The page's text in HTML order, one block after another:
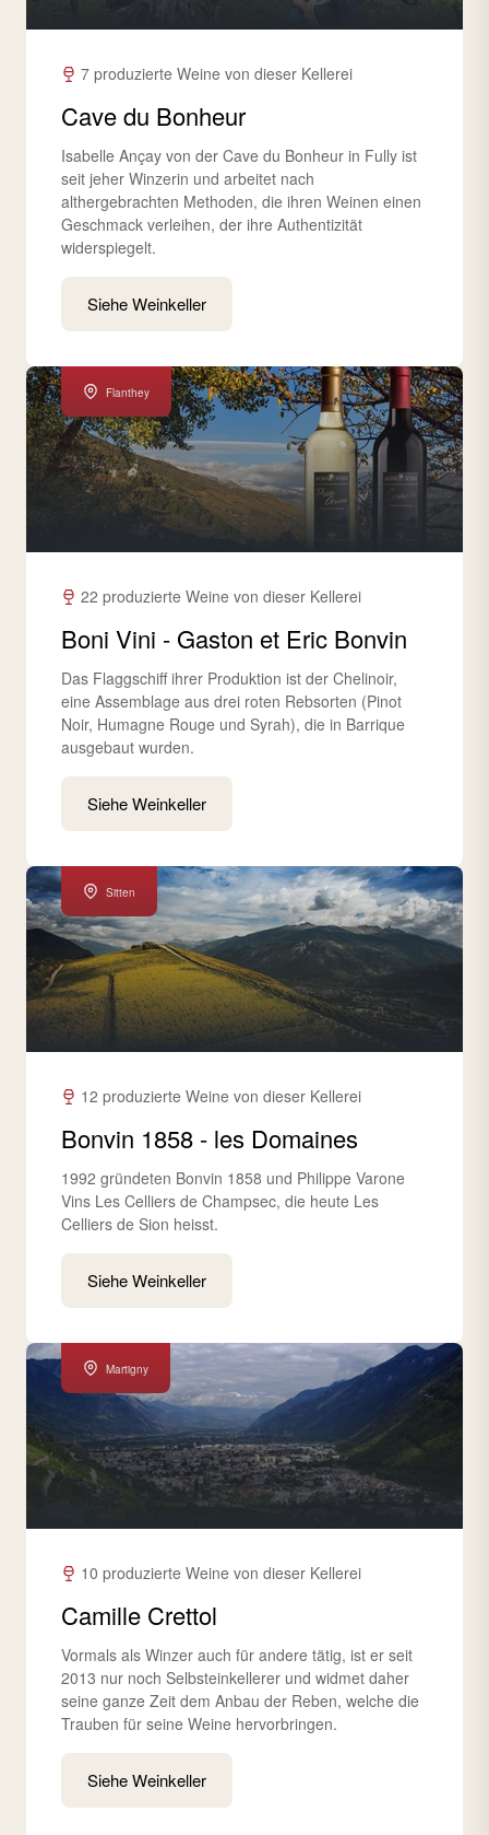
7 produzierte Weine von dieser Kellerei
Cave du Bonheur
Isabelle Ançay von der Cave du Bonheur in Fully ist
seit jeher Winzerin und arbeitet nach
althergebrachten Methoden, die ihren Weinen einen
Geschmack verleihen, der ihre Authentizität
widerspiegelt.
Siehe Weinkeller
Flanthey
22 produzierte Weine von dieser Kellerei
Boni Vini - Gaston et Eric Bonvin
Das Flaggschiff ihrer Produktion ist der Chelinoir,
eine Assemblage aus drei roten Rebsorten (Pinot
Noir, Humagne Rouge und Syrah), die in Barrique
ausgebaut wurden.
Siehe Weinkeller
Sitten
12 produzierte Weine von dieser Kellerei
Bonvin 1858 - les Domaines
1992 gründeten Bonvin 1858 und Philippe Varone
Vins Les Celliers de Champsec, die heute Les
Celliers de Sion heisst.
Siehe Weinkeller
Martigny
10 produzierte Weine von dieser Kellerei
Camille Crettol
Vormals als Winzer auch für andere tätig, ist er seit
2013 nur noch Selbsteinkellerer und widmet daher
seine ganze Zeit dem Anbau der Reben, welche die
Trauben für seine Weine hervorbringen.
Siehe Weinkeller